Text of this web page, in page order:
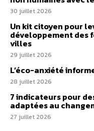
30 juillet 2026
Un kit citoyen pour
développement des
villes
29 juillet 2026
L’éco-anxiété
28 juillet 2026
7 indicateurs pour
adaptées au
27 juillet 2026